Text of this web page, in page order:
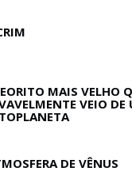
MAIS VELHO
VEIO DE
DE VÊNUS